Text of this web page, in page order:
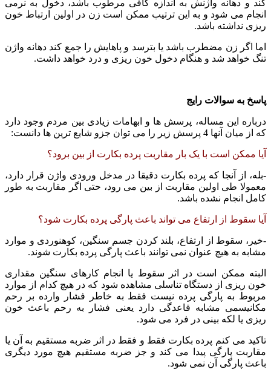
کند و دهانه واژنش به اندازه کافی مرطوب باشد، دخول به نرمی
انجام می شود و به این ترتیب ممکن است زن در اولین ارتباط خون
ریزی نداشته باشد.
اما اگر زن مضطرب باشد یا بترسد و پاهایش را جمع کند دهانه واژن
تنگ خواهد شد و هنگام دخول خون ریزی و درد خواهد داشت.
پاسخ به سوالات رایج
درباره این مساله، پرسش ها و ابهامات زیادی بین مردم وجود دارد
که از میان آنها 4 پرسش زیر را می توان جزو شایع ترین ها دانست:
آیا ممکن است با یک بار مقاربت پرده بکارت از بین برود؟
-بله، از آنجا که پرده بکارت دقیقا در مدخل ورودی واژن قرار دارد،
معمولا طی اولین مقاربت از بین می رود، حتی اگر مقاربت به طور
کامل انجام نشده باشد.
آیا سقوط از ارتفاع می تواند باعث پارگی پرده بکارت شود؟
-خیر، سقوط از ارتفاع، بلند کردن جسم سنگین، کوهنوردی و موارد
مشابه به هیچ عنوان نمی توانند باعث پارگی پرده بکارت شوند.
البته ممکن است در اثر سقوط یا انجام کارهای سنگین مقداری
خون ریزی از دستگاه تناسلی مشاهده شود که در هیچ کدام از موارد
مربوط به پارگی پرده نیست فقط به خاطر فشار وارده بر رحم
مکانیسمی مشابه قاعدگی دارد یعنی فشار به رحم باعث خون
ریزی یا لکه بینی در فرد می شود.
تاکید می کنم پرده بکارت فقط و فقط در اثر ضربه مستقیم به آن یا
مقاربت پارگی پیدا می کند و جز ضربه مستقیم هیچ مورد دیگری
باعث پارگی آن نمی شود.